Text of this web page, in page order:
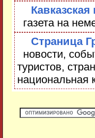
Кавказская
газета на
Страница
новости,
туристов,
национальная